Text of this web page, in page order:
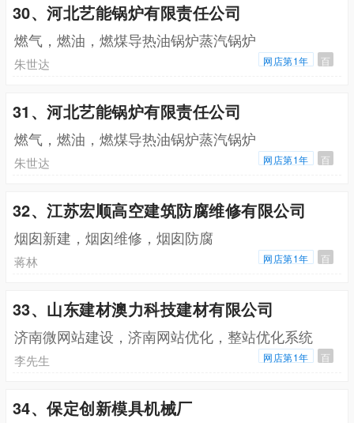
30、河北艺能锅炉有限责任公司
燃气，燃油，燃煤导热油锅炉蒸汽锅炉
朱世达 网店第1年 百
31、河北艺能锅炉有限责任公司
燃气，燃油，燃煤导热油锅炉蒸汽锅炉
朱世达 网店第1年 百
32、江苏宏顺高空建筑防腐维修有限公司
烟囱新建，烟囱维修，烟囱防腐
蒋林 网店第1年 百
33、山东建材澳力科技建材有限公司
济南微网站建设，济南网站优化，整站优化系统
李先生 网店第1年 百
34、保定创新模具机械厂